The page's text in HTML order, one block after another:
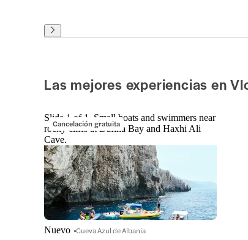
Las mejores experiencias en
Cancelación gratuita
Slide 1 of 1, Small boats and swimmers near
rocky cliffs at Dafina Bay and Haxhi Ali
Cave.
Nuevo Cueva Azul de Albania